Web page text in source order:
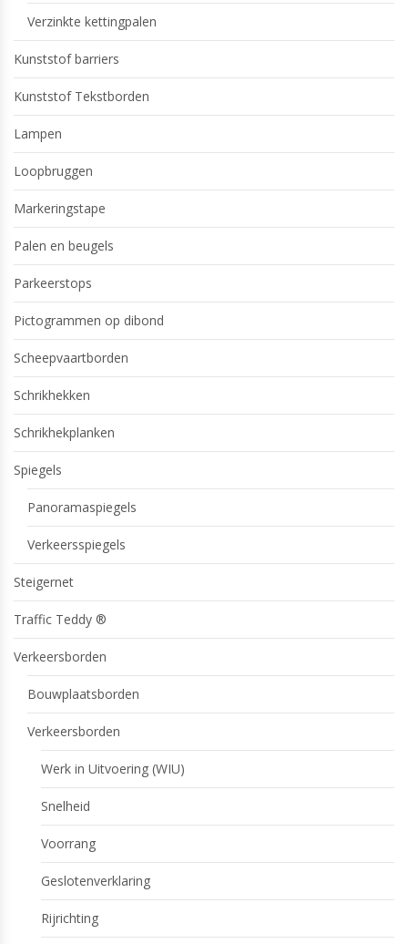
Verzinkte kettingpalen
Kunststof barriers
Kunststof Tekstborden
Lampen
Loopbruggen
Markeringstape
Palen en beugels
Parkeerstops
Pictogrammen op dibond
Scheepvaartborden
Schrikhekken
Schrikhekplanken
Spiegels
Panoramaspiegels
Verkeersspiegels
Steigernet
Traffic Teddy ®
Verkeersborden
Bouwplaatsborden
Verkeersborden
Werk in Uitvoering (WIU)
Snelheid
Voorrang
Geslotenverklaring
Rijrichting